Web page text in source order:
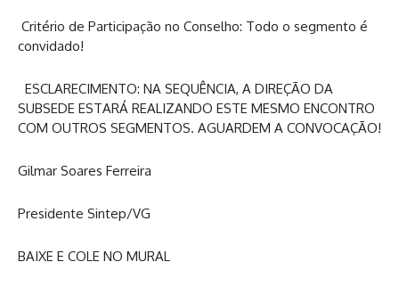
Critério de Participação no Conselho: Todo o segmento é
convidado!
ESCLARECIMENTO: NA SEQUÊNCIA, A DIREÇÃO DA
SUBSEDE ESTARÁ REALIZANDO ESTE MESMO ENCONTRO
COM OUTROS SEGMENTOS. AGUARDEM A CONVOCAÇÃO!
Gilmar Soares Ferreira
Presidente Sintep/VG
BAIXE E COLE NO MURAL